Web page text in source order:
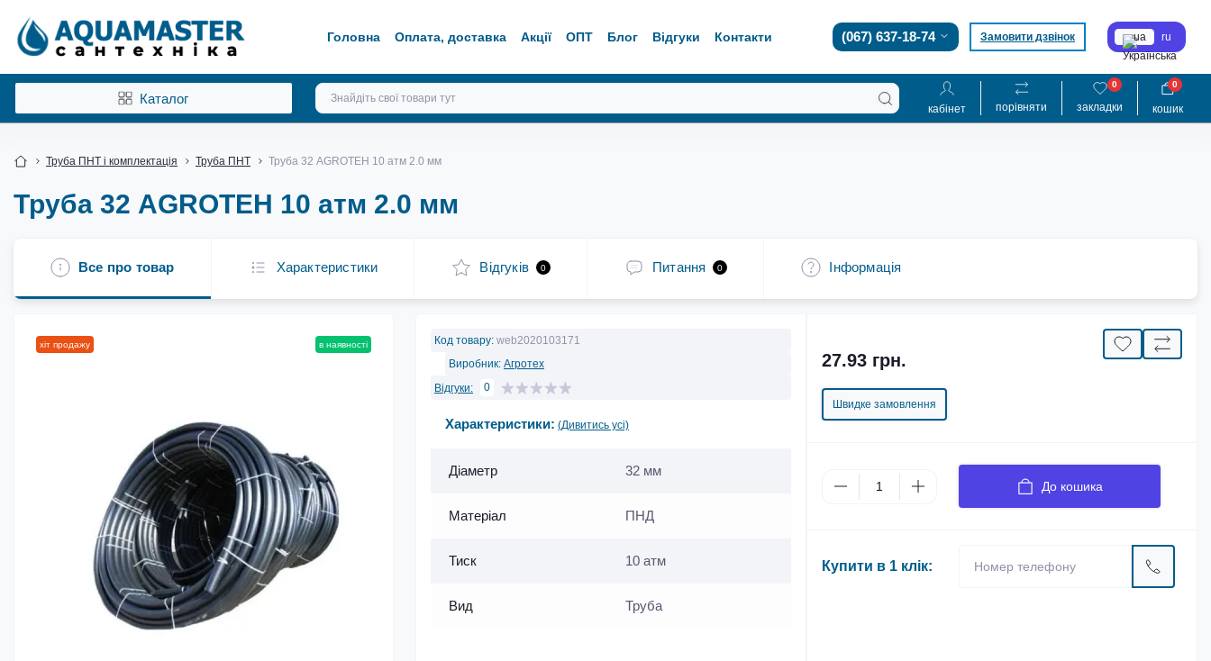
Головна Оплата, доставка Акції ОПТ Блог Відгуки Контакти (067) 637-18-74 Замовити дзвінок ua ru
Каталог
кабінет порівняти закладки
0
кошик
0
Труба ПНТ і комплектація Труба ПНТ Труба 32 AGROTEH 10 атм 2.0 мм
Труба 32 AGROTEH 10 атм 2.0 мм
Все про товар Характеристики Відгуків 0 Питання 0 Iнформація
хіт продажу в наявності Код товару: web2020103171
Виробник: Агротех
Відгуки:
0
Характеристики: (Дивитись усі)
Діаметр 32 мм
Матеріал ПНД
Тиск 10 атм
Вид Труба
27.93 грн.
Швидке замовлення
До кошика
Купити в 1 клік: